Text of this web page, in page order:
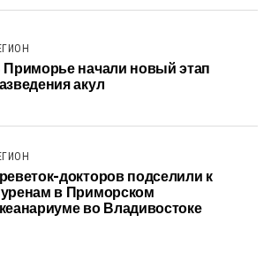
Приморье начали новый этап
акул
докторов подселили к
в Приморском
во Владивостоке